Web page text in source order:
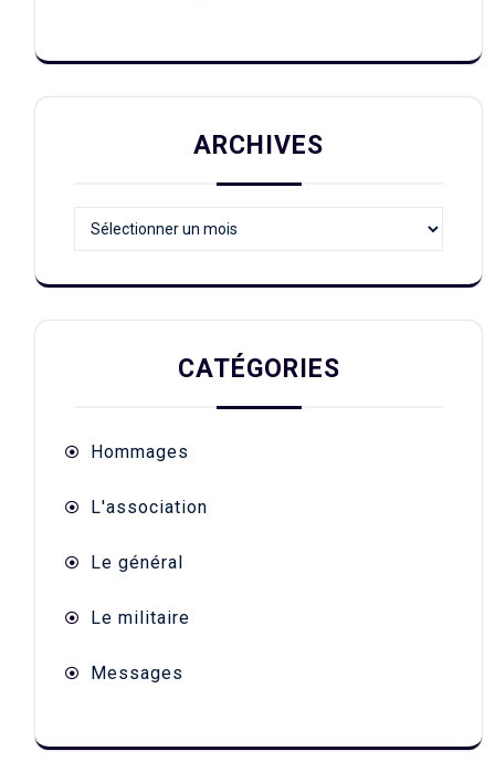
ARCHIVES
Archives
CATÉGORIES
Hommages
L'association
Le général
Le militaire
Messages